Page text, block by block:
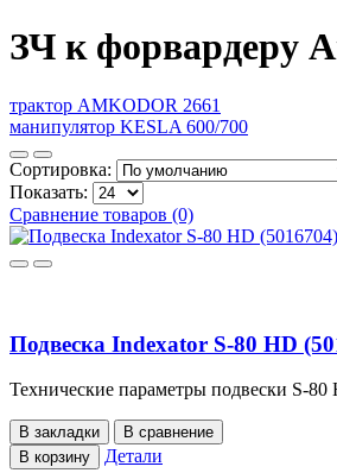
ЗЧ к форвардеру
трактор AMKODOR 2661
манипулятор KESLA 600/700
Сортировка:
Показать:
Сравнение товаров (0)
Подвеска Indexator S-80 HD
Технические параметры подвески S-
В закладки
В сравнение
В корзину
Детали